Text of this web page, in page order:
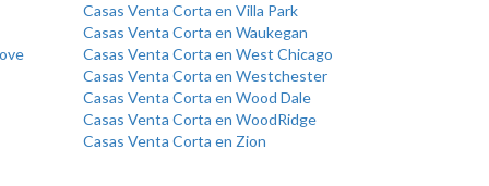
Casas Venta Corta en Villa Park
Casas Venta Corta en Waukegan
Casas Venta Corta en West Chicago
Casas Venta Corta en Westchester
Casas Venta Corta en Wood Dale
Casas Venta Corta en WoodRidge
Casas Venta Corta en Zion